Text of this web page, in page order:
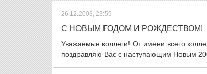
26.12.2003, 23:59
С НОВЫМ ГОДОМ И РОЖДЕСТВОМ!
Уважаемые коллеги! От имени всего
поздравляю Вас с наступающим Новым